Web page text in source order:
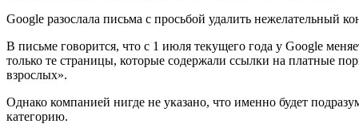
Google разослала письма с просьбой удалить нежелательный
В письме говорится, что с 1 июля текущего года у Google
только те страницы, которые содержали ссылки на платные
взрослых».
Однако компанией нигде не указано, что именно будет
категорию.